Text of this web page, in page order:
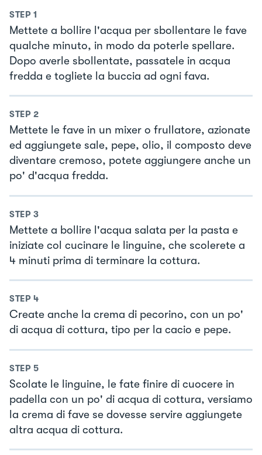
STEP 1
Mettete a bollire l'acqua per sbollentare le fave
qualche minuto, in modo da poterle spellare.
Dopo averle sbollentate, passatele in acqua
fredda e togliete la buccia ad ogni fava.
STEP 2
Mettete le fave in un mixer o frullatore, azionate
ed aggiungete sale, pepe, olio, il composto deve
diventare cremoso, potete aggiungere anche un
po' d'acqua fredda.
STEP 3
Mettete a bollire l'acqua salata per la pasta e
iniziate col cucinare le linguine, che scolerete a
4 minuti prima di terminare la cottura.
STEP 4
Create anche la crema di pecorino, con un po'
di acqua di cottura, tipo per la cacio e pepe.
STEP 5
Scolate le linguine, le fate finire di cuocere in
padella con un po' di acqua di cottura, versiamo
la crema di fave se dovesse servire aggiungete
altra acqua di cottura.